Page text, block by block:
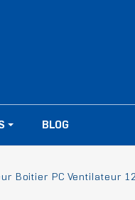
BLOG
Boitier PC Ventilateur